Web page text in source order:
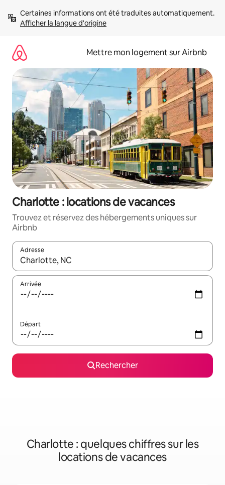
directement
Afficher la langue d'origine
Mettre mon logement sur Airbnb
Charlotte : locations de vacances
Trouvez et réservez des hébergements uniques sur
Airbnb
Adresse
Lorsque les résultats s'affichent, utilisez les flèches vers le
Arrivée
Départ
Rechercher
Charlotte : quelques chiffres sur les
locations de vacances